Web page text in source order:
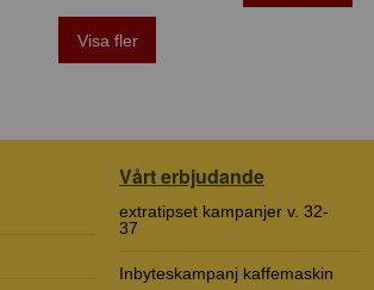
Visa fler
Vårt erbjudande
extratipset kampanjer v. 32-
37
Inbyteskampanj kaffemaskin